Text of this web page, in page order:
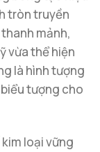
tròn truyền
mảnh,
vừa thể hiện
là hình tượng
tượng cho
loại vững